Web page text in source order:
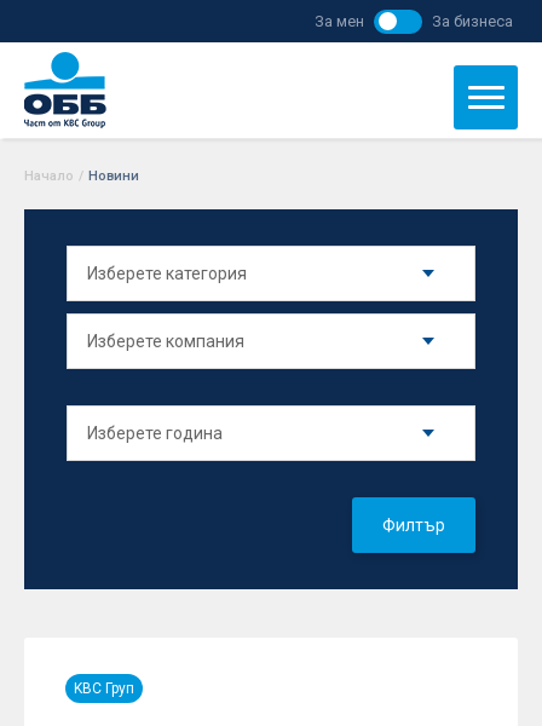
За мен За бизнеса
Начало / Новини
Филтър
KBC Груп